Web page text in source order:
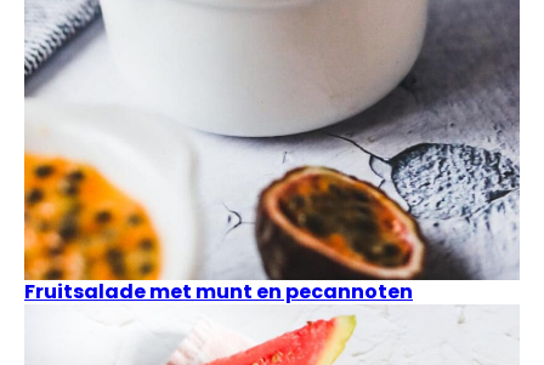
Fruitsalade met munt en pecannoten